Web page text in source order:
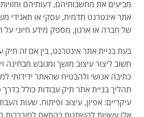
מביעים את מחשבותיהם, דעותיהם
אתר אינטרנט תדמית, עסקי או תאגידי
של חברה או ארגון, מספק מידע חיוני על
בעת בניית אתר אינטרנט, בין אם זה תיק
חשוב ליצור עיצוב מושך ומגובש מבחינה
כתיבה אנושי ולהבטיח שהאתר ידידותי
תהליך בניית אתר תיק עבודות כולל
עיקריים: אפיון, עיצוב ופיתוח. שעות
אלו עשויות להשתנות בהתאם למורכבות